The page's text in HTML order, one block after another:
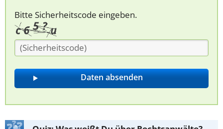
Bitte Sicherheitscode eingeben.